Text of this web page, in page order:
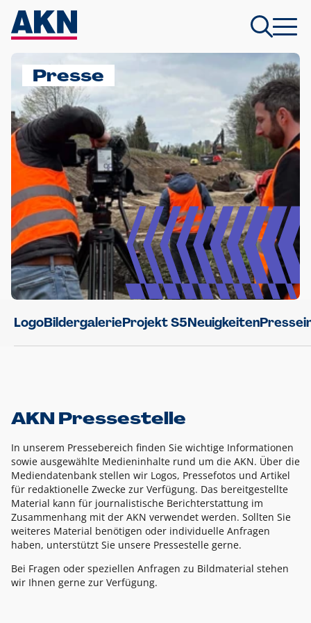
Presse
LogoBildergalerieProjekt S5Neuigkeiten
AKN Pressestelle
In unserem Pressebereich finden Sie wichtige Informationen
sowie ausgewählte Medieninhalte rund um die AKN. Über die
Mediendatenbank stellen wir Logos, Pressefotos und Artikel
für redaktionelle Zwecke zur Verfügung. Das bereitgestellte
Material kann für journalistische Berichterstattung im
Zusammenhang mit der AKN verwendet werden. Sollten Sie
weiteres Material benötigen oder individuelle Anfragen
haben, unterstützt Sie unsere Pressestelle gerne.
Bei Fragen oder speziellen Anfragen zu Bildmaterial stehen
wir Ihnen gerne zur Verfügung.